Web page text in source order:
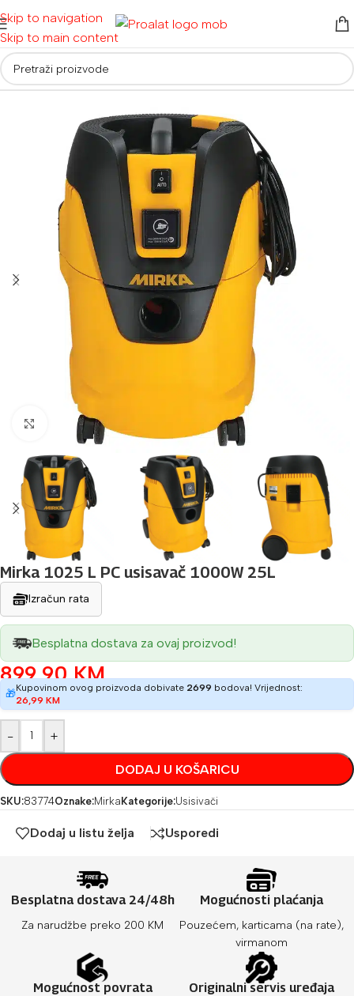
Skip to navigation
Skip to main content
Početna/ Usisivači i strojevi za podove
Povećaj sliku
Mirka 1025 L PC usisavač 1000W 25L
Izračun rata
Besplatna dostava za ovaj proizvod!
899,90KM
🎁Kupovinom ovog proizvoda dobivate 2699 bodova! Vrijednost:
26,99 KM
- +
DODAJ U KOŠARICU
SKU:83774Oznake:Mirka Kategorije:Usisivači
Dodaj u listu želja Usporedi
Besplatna dostava 24/48h
Za narudžbe preko 200 KM
Mogućnosti plaćanja
Pouzećem, karticama (na rate),
virmanom
Mogućnost povrata
Originalni servis uređaja